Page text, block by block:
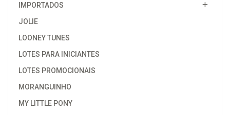
IMPORTADOS
JOLIE
LOONEY TUNES
LOTES PARA INICIANTES
LOTES PROMOCIONAIS
MORANGUINHO
MY LITTLE PONY